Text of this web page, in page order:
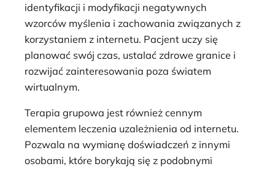
identyfikacji i modyfikacji negatywnych
wzorców myślenia i zachowania związanych z
korzystaniem z internetu. Pacjent uczy się
planować swój czas, ustalać zdrowe granice i
rozwijać zainteresowania poza światem
wirtualnym.
Terapia grupowa jest również cennym
elementem leczenia uzależnienia od internetu.
Pozwala na wymianę doświadczeń z innymi
osobami, które borykają się z podobnymi